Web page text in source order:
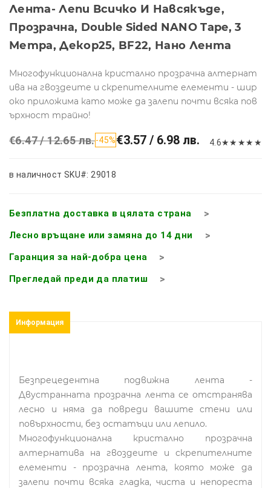
Лента- Лепи Всичко И Навсякъде,
Прозрачна, Double Sided NANO Tape, 3
Метра, Декор25, BF22, Нано Лента
Многофункционална кристално прозрачна алтернат
ива на гвоздеите и скрепителните елементи - шир
око приложима като може да залепи почти всяка пов
ърхност трайно!
€6.47 / 12.65 лв.-45%€3.57 / 6.98 лв. 4.6★★ ★★ ★
в наличност SKU#: 29018
Безплатна доставка в цялата страна
Лесно връщане или замяна до 14 дни
Гаранция за най-добра цена
Прегледай преди да платиш
Информация
Безпрецедентна подвижна лента -
Двустранната прозрачна лента се отстранява
лесно и няма да повреди вашите стени или
повърхности, без остатъци или лепило.
Многофункционална кристално прозрачна
алтернатива на гвоздеите и скрепителните
елементи - прозрачна лента, която може да
залепи почти всяка гладка, чиста и непореста